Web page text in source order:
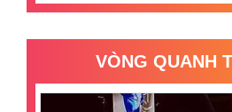
VÒNG QUANH